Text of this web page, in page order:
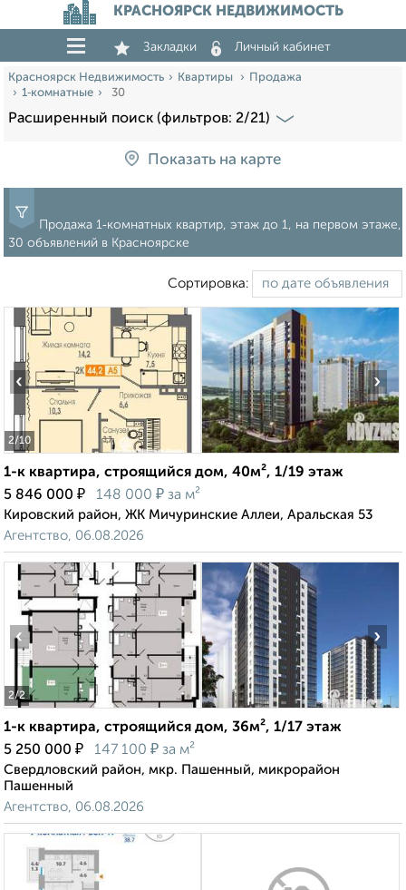
КРАСНОЯРСК НЕДВИЖИМОСТЬ
Закладки Личный кабинет
Красноярск Недвижимость Квартиры
Продажа
1‑комнатные
30
Расширенный поиск (фильтров: 2/21)
Показать на карте
Продажа 1‑комнатных квартир, этаж до 1, на первом этаже,
30 объявлений в Красноярске
Сортировка:
2/10
‹ ›
1-к квартира, строящийся дом, 40м², 1/19 этаж
5 846 000 ₽ 148 000 ₽ за м²
Кировский район, ЖК Мичуринские Аллеи, Аральская 53
Агентство, 06.08.2026
2/2
‹ ›
1-к квартира, строящийся дом, 36м², 1/17 этаж
5 250 000 ₽ 147 100 ₽ за м²
Свердловский район, мкр. Пашенный, микрорайон
Пашенный
Агентство, 06.08.2026